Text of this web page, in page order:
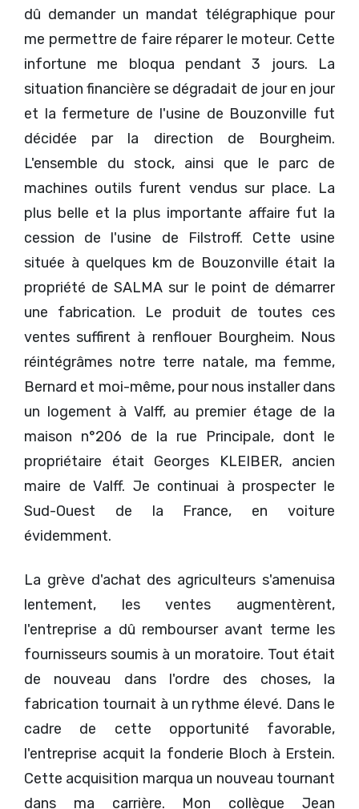
dû demander un mandat télégraphique pour
me permettre de faire réparer le moteur. Cette
infortune me bloqua pendant 3 jours. La
situation financière se dégradait de jour en jour
et la fermeture de l'usine de Bouzonville fut
décidée par la direction de Bourgheim.
L'ensemble du stock, ainsi que le parc de
machines outils furent vendus sur place. La
plus belle et la plus importante affaire fut la
cession de l'usine de Filstroff. Cette usine
située à quelques km de Bouzonville était la
propriété de SALMA sur le point de démarrer
une fabrication. Le produit de toutes ces
ventes suffirent à renflouer Bourgheim. Nous
réintégrâmes notre terre natale, ma femme,
Bernard et moi-même, pour nous installer dans
un logement à Valff, au premier étage de la
maison n°206 de la rue Principale, dont le
propriétaire était Georges KLEIBER, ancien
maire de Valff. Je continuai à prospecter le
Sud-Ouest de la France, en voiture
évidemment.
La grève d'achat des agriculteurs s'amenuisa
lentement, les ventes augmentèrent,
l'entreprise a dû rembourser avant terme les
fournisseurs soumis à un moratoire. Tout était
de nouveau dans l'ordre des choses, la
fabrication tournait à un rythme élevé. Dans le
cadre de cette opportunité favorable,
l'entreprise acquit la fonderie Bloch à Erstein.
Cette acquisition marqua un nouveau tournant
dans ma carrière. Mon collègue Jean